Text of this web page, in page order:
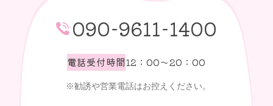
090-9611-1400
電話受付時間12：00～20：00